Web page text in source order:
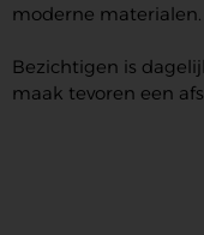
moderne materialen.
Bezichtigen is
maak tevoren een